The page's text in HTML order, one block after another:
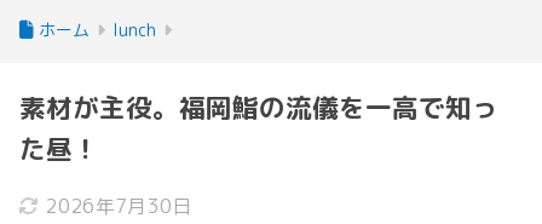
ホーム lunch
素材が主役。福岡鮨の流儀を一高で知っ
た昼！
2026年7月30日